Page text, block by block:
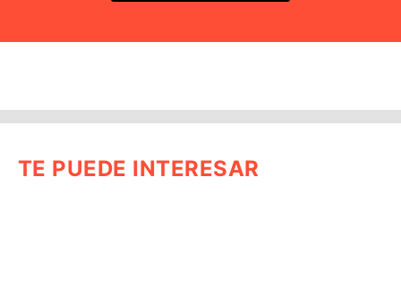
TE PUEDE INTERESAR